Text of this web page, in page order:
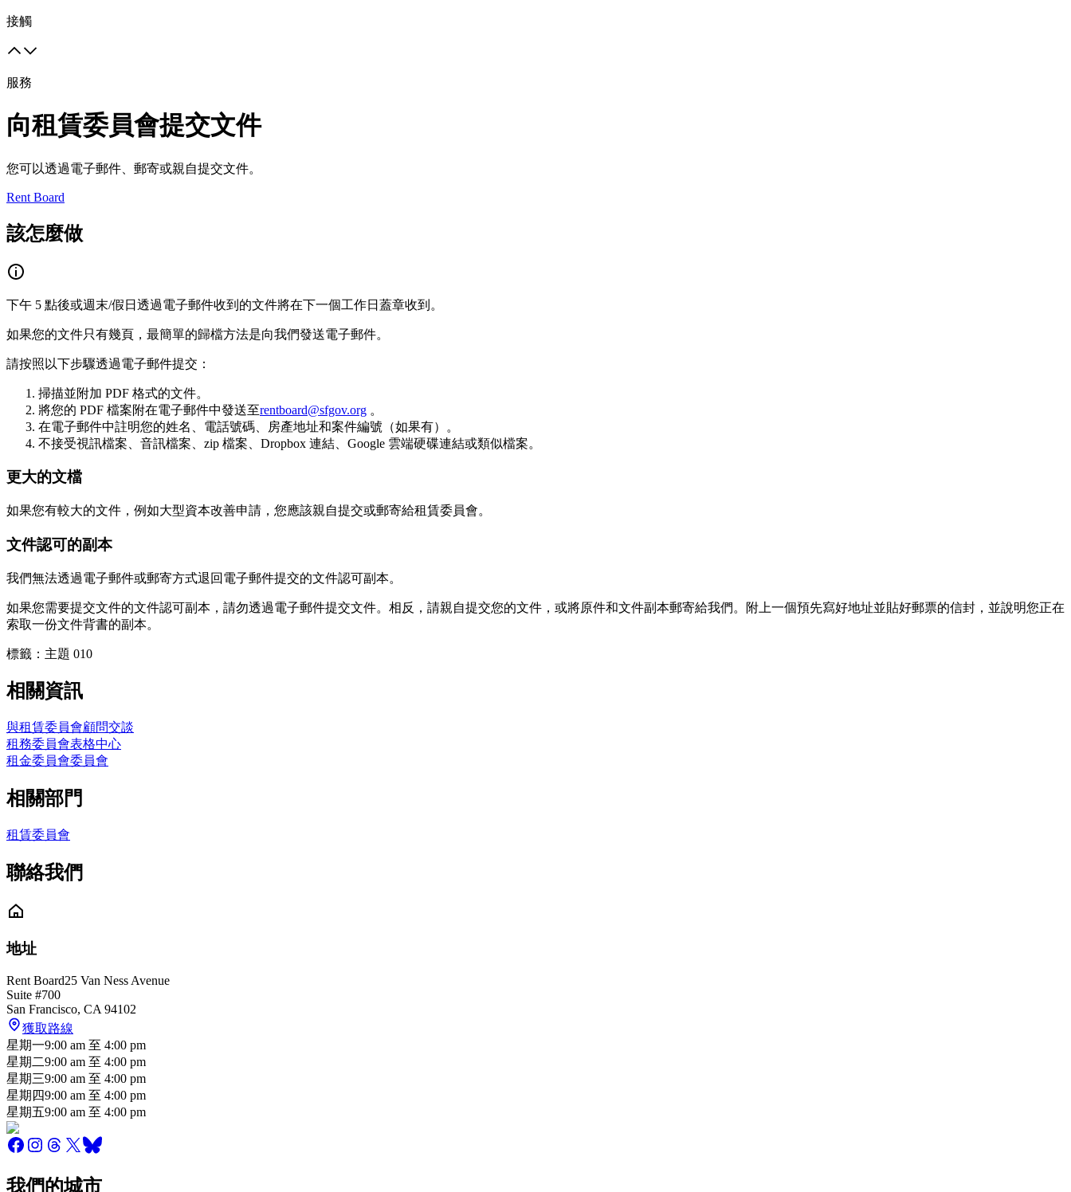
接觸
服務
向租賃委員會提交文件
您可以透過電子郵件、郵寄或親自提交文件。
Rent Board
該怎麼做
下午 5 點後或週末/假日透過電子郵件收到的文件將在下一個工作日蓋章收到。
如果您的文件只有幾頁，最簡單的歸檔方法是向我們發送電子郵件。
請按照以下步驟透過電子郵件提交：
掃描並附加 PDF 格式的文件。
將您的 PDF 檔案附在電子郵件中發送至rentboard@sfgov.org 。
在電子郵件中註明您的姓名、電話號碼、房產地址和案件編號（如果有）。
不接受視訊檔案、音訊檔案、zip 檔案、Dropbox 連結、Google 雲端硬碟連結或類似檔案。
更大的文檔
如果您有較大的文件，例如大型資本改善申請，您應該親自提交或郵寄給租賃委員會。
文件認可的副本
我們無法透過電子郵件或郵寄方式退回電子郵件提交的文件認可副本。
如果您需要提交文件的文件認可副本，請勿透過電子郵件提交文件。相反，請親自提交您的文件，或將原件和文件副本郵寄給我們。附上一個預先寫好地址並貼好郵票的信封，並說明您正在
索取一份文件背書的副本。
標籤：主題 010
相關資訊
與租賃委員會顧問交談
租務委員會表格中心
租金委員會委員會
相關部門
租賃委員會
聯絡我們
地址
Rent Board25 Van Ness Avenue
Suite #700
San Francisco, CA 94102
獲取路線
星期一9:00 am 至 4:00 pm
星期二9:00 am 至 4:00 pm
星期三9:00 am 至 4:00 pm
星期四9:00 am 至 4:00 pm
星期五9:00 am 至 4:00 pm
我們的城市